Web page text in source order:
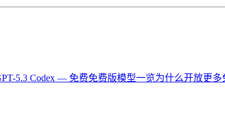
5.3 Codex — 免费免费版模型一览为什么开放更多